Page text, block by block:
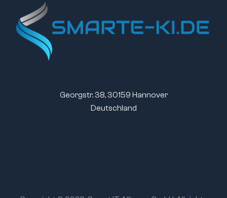
Georgstr. 38, 30159 Hannover
Deutschland